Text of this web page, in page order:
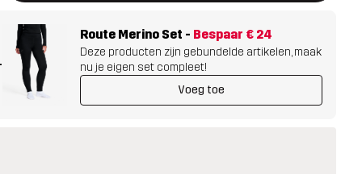
Route Merino Set - Bespaar € 24
Deze producten zijn gebundelde artikelen, maak
nu je eigen set compleet!
Voeg toe